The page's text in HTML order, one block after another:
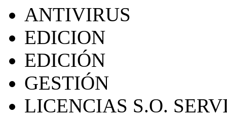
ANTIVIRUS
EDICION
EDICIÓN
GESTIÓN
LICENCIAS S.O.